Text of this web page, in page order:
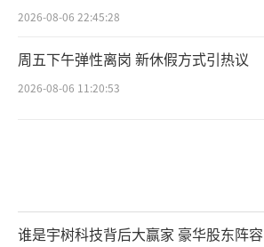
2026-08-06 22:45:28
周五下午弹性离岗 新休假方式引热议
2026-08-06 11:20:53
谁是宇树科技背后大赢家 豪华股东阵容